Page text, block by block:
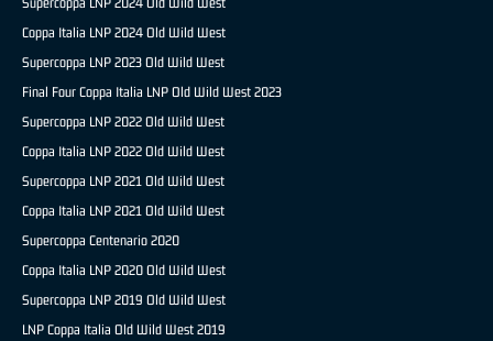
Coppa Italia LNP 2024 Old Wild West
Supercoppa LNP 2023 Old Wild West
Final Four Coppa Italia LNP Old Wild West 2023
Supercoppa LNP 2022 Old Wild West
Coppa Italia LNP 2022 Old Wild West
Supercoppa LNP 2021 Old Wild West
Coppa Italia LNP 2021 Old Wild West
Supercoppa Centenario 2020
Coppa Italia LNP 2020 Old Wild West
Supercoppa LNP 2019 Old Wild West
LNP Coppa Italia Old Wild West 2019